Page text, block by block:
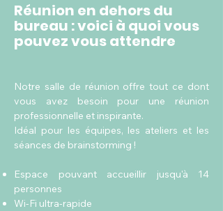
Réunion en dehors du
bureau : voici à quoi vous
pouvez vous attendre
Notre salle de réunion offre tout ce dont
vous avez besoin pour une réunion
professionnelle et inspirante.
Idéal pour les équipes, les ateliers et les
séances de brainstorming !
Espace pouvant accueillir jusqu'à 14
personnes
Wi-Fi ultra-rapide